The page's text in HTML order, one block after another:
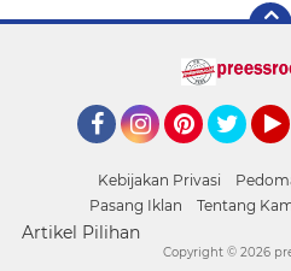
Kebijakan Privasi
Pasang Iklan
Tentang
Artikel Pilihan
Copyright © 2026